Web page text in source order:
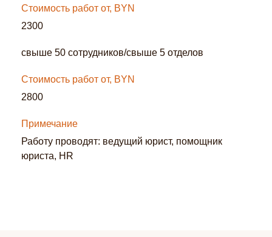
Стоимость работ от, BYN
2300
свыше 50 сотрудников/свыше 5 отделов
Стоимость работ от, BYN
2800
Примечание
Работу проводят: ведущий юрист, помощник
юриста, HR